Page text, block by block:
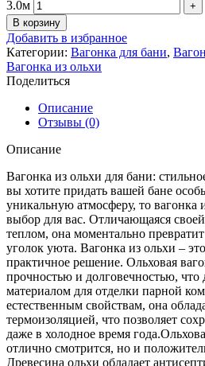
3.0м
В корзину
Добавить в избранное
Категории: Вагонка для бани,
Вагонка из ольхи
Поделиться
Описание
Отзывы (0)
Описание
Вагонка из ольхи для бани:
вы хотите придать вашей бане
уникальную атмосферу, то вагонка
выбор для вас. Отличающаяся
теплом, она моментально
уголок уюта. Вагонка из ольхи –
практичное решение. Ольховая
прочностью и долговечностью, что
материалом для отделки парной
естественным свойствам, она
термоизоляцией, что позволяет
даже в холодное время
отлично смотрится, но и
Древесина ольхи обладает